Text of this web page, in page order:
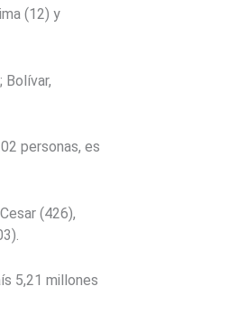
(12) y
Bolívar,
personas, es
(426),
5,21 millones